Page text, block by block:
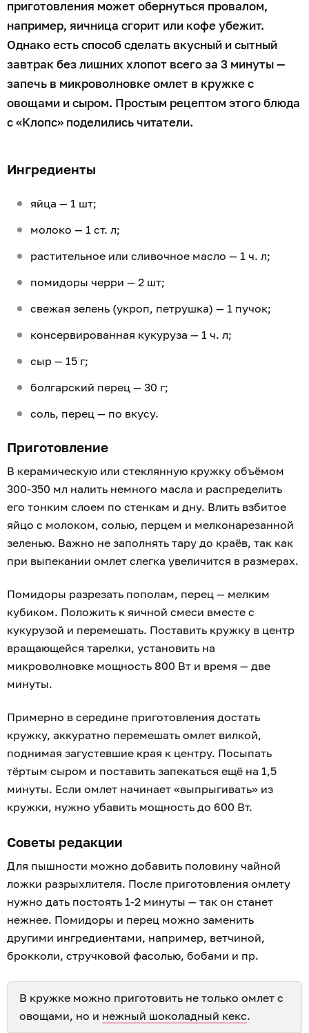
приготовления может обернуться провалом,
например, яичница сгорит или кофе убежит.
Однако есть способ сделать вкусный и сытный
завтрак без лишних хлопот всего за 3 минуты —
запечь в микроволновке омлет в кружке с
овощами и сыром. Простым рецептом этого блюда
с «Клопс» поделились читатели.
Ингредиенты
яйца — 1 шт;
молоко — 1 ст. л;
растительное или сливочное масло — 1 ч. л;
помидоры черри — 2 шт;
свежая зелень (укроп, петрушка) — 1 пучок;
консервированная кукуруза — 1 ч. л;
сыр — 15 г;
болгарский перец — 30 г;
соль, перец — по вкусу.
Приготовление
В керамическую или стеклянную кружку объёмом
300-350 мл налить немного масла и распределить
его тонким слоем по стенкам и дну. Влить взбитое
яйцо с молоком, солью, перцем и мелконарезанной
зеленью. Важно не заполнять тару до краёв, так как
при выпекании омлет слегка увеличится в размерах.
Помидоры разрезать пополам, перец — мелким
кубиком. Положить к яичной смеси вместе с
кукурузой и перемешать. Поставить кружку в центр
вращающейся тарелки, установить на
микроволновке мощность 800 Вт и время — две
минуты.
Примерно в середине приготовления достать
кружку, аккуратно перемешать омлет вилкой,
поднимая загустевшие края к центру. Посыпать
тёртым сыром и поставить запекаться ещё на 1,5
минуты. Если омлет начинает «выпрыгивать» из
кружки, нужно убавить мощность до 600 Вт.
Советы редакции
Для пышности можно добавить половину чайной
ложки разрыхлителя. После приготовления омлету
нужно дать постоять 1-2 минуты — так он станет
нежнее. Помидоры и перец можно заменить
другими ингредиентами, например, ветчиной,
брокколи, стручковой фасолью, бобами и пр.
В кружке можно приготовить не только омлет с
овощами, но и нежный шоколадный кекс.